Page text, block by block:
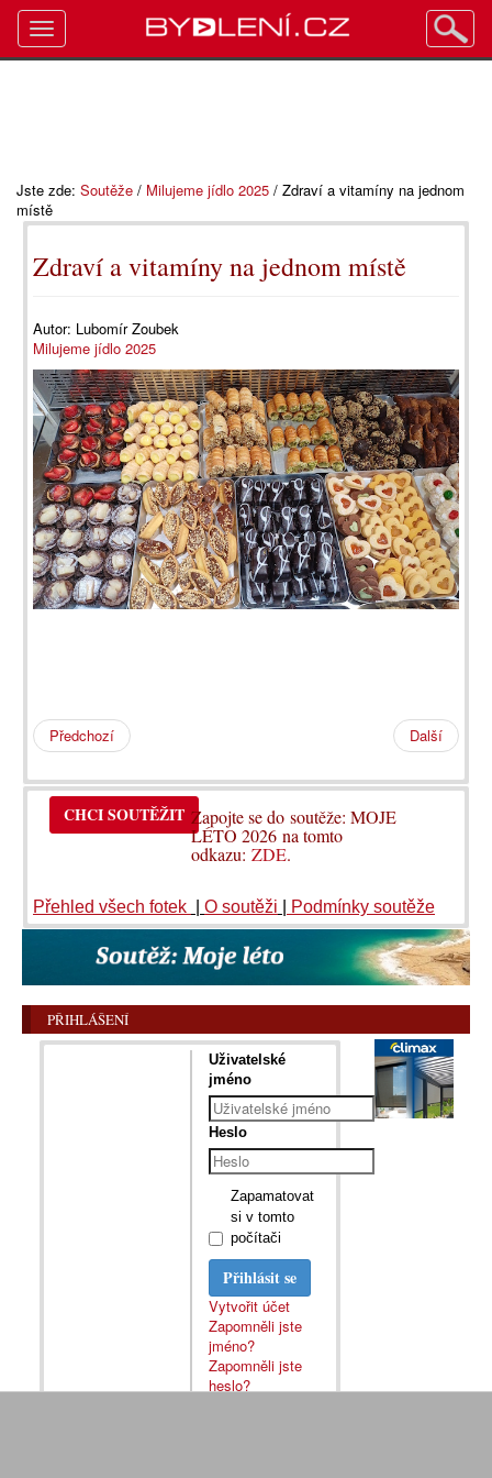
Jste zde: Soutěže / Milujeme jídlo 2025 / Zdraví a vitamíny na jednom
místě
Zdraví a vitamíny na jednom místě
Autor: Lubomír Zoubek
Milujeme jídlo 2025
Předchozí Další
CHCI SOUTĚŽIT Zapojte se do soutěže: MOJE
LÉTO 2026 na tomto
odkazu:ZDE.
Přehled všech fotek O soutěži Podmínky soutěže
PŘIHLÁŠENÍ
Uživatelské
jméno
Heslo
Zapamatovat
si v tomto
počítači
Přihlásit se
Vytvořit účet
Zapomněli jste
jméno?
Zapomněli jste
heslo?
Toggle
navigation